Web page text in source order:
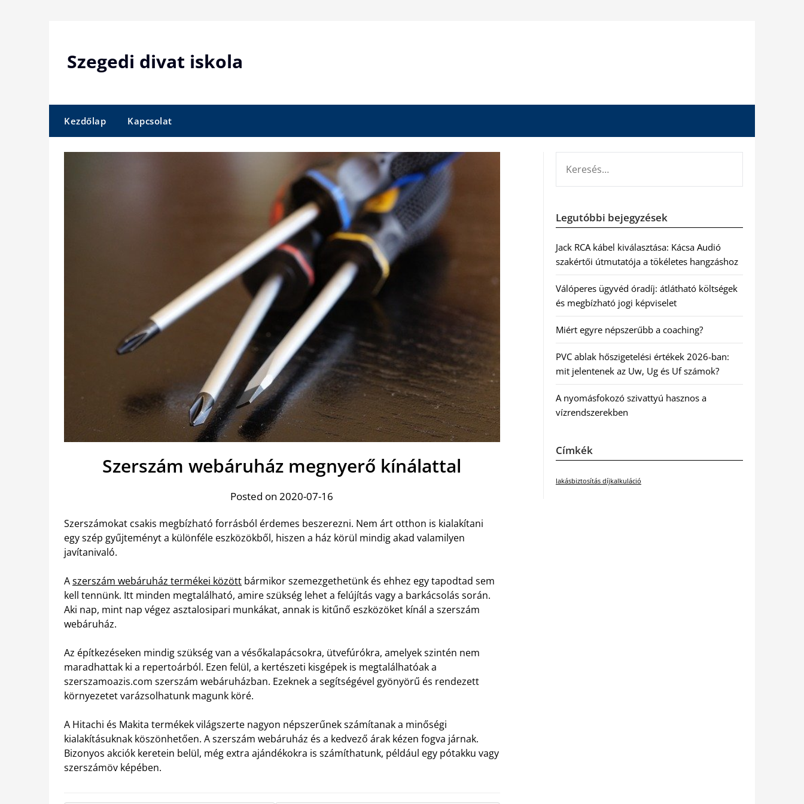
Szegedi divat iskola
Kezdőlap Kapcsolat
Szerszám webáruház megnyerő kínálattal
Posted on 2020-07-16
Szerszámokat csakis megbízható forrásból érdemes beszerezni. Nem árt otthon is kialakítani
egy szép gyűjteményt a különféle eszközökből, hiszen a ház körül mindig akad valamilyen
javítanivaló.
Aszerszám webáruház termékei között bármikor szemezgethetünk és ehhez egy tapodtad sem
kell tennünk. Itt minden megtalálható, amire szükség lehet a felújítás vagy a barkácsolás során.
Aki nap, mint nap végez asztalosipari munkákat, annak is kitűnő eszközöket kínál a szerszám
webáruház.
Az építkezéseken mindig szükség van a vésőkalapácsokra, ütvefúrókra, amelyek szintén nem
maradhattak ki a repertoárból. Ezen felül, a kertészeti kisgépek is megtalálhatóak a
szerszamoazis.com szerszám webáruházban. Ezeknek a segítségével gyönyörű és rendezett
környezetet varázsolhatunk magunk köré.
A Hitachi és Makita termékek világszerte nagyon népszerűnek számítanak a minőségi
kialakításuknak köszönhetően. A szerszám webáruház és a kedvező árak kézen fogva járnak.
Bizonyos akciók keretein belül, még extra ajándékokra is számíthatunk, például egy pótakku vagy
szerszámöv képében.
Legutóbbi bejegyzések
Jack RCA kábel kiválasztása: Kácsa Audió
szakértői útmutatója a tökéletes hangzáshoz
Válóperes ügyvéd óradíj: átlátható költségek
és megbízható jogi képviselet
Miért egyre népszerűbb a coaching?
PVC ablak hőszigetelési értékek 2026-ban:
mit jelentenek az Uw, Ug és Uf számok?
A nyomásfokozó szivattyú hasznos a
vízrendszerekben
Címkék
lakásbiztosítás díjkalkuláció